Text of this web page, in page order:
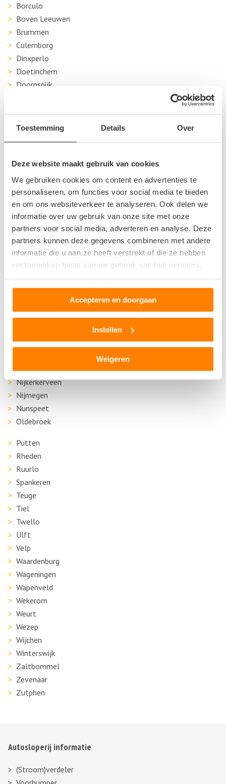
Toestemming Details Over
Deze website maakt gebruik van cookies
We gebruiken cookies om content en advertenties te
personaliseren, om functies voor social media te bieden
en om ons websiteverkeer te analyseren. Ook delen we
informatie over uw gebruik van onze site met onze
partners voor social media, adverteren en analyse. Deze
partners kunnen deze gegevens combineren met andere
informatie die u aan ze heeft verstrekt of die ze hebben
verzameld op basis van uw gebruik van hun services.
Accepteren en doorgaan
Instellen
Weigeren
Borculo
Boven Leeuwen
Brummen
Culemborg
Dinxperlo
Doetinchem
Doornspijk
Ede
Ermelo
Geesteren
Geldermalsen
Groenlo
Harderwijk
Heelsum
Heerde
Heteren
Hoevelaken
Laren Gld
Lochem
Millingen aan de Rijn
Nijkerkerveen
Nijmegen
Nunspeet
Oldebroek
Putten
Rheden
Ruurlo
Spankeren
Teuge
Tiel
Twello
Ulft
Velp
Waardenburg
Wageningen
Wapenveld
Wekerom
Weurt
Wezep
Wijchen
Winterswijk
Zaltbommel
Zevenaar
Zutphen
Autosloperij informatie
(Stroom)verdeler